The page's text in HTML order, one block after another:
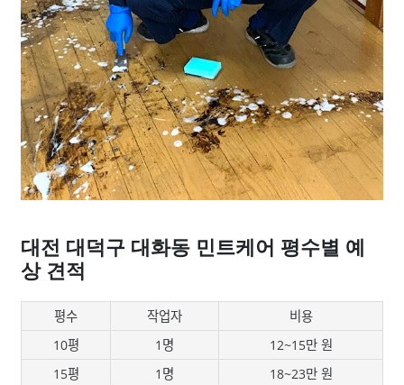
대전 대덕구 대화동 민트케어 평수별 예
상 견적
평수 작업자
비용
10평
1명
12~15만 원
15평
1명
18~23만 원